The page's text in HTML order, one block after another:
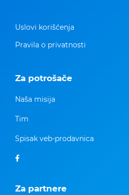
Uslovi korišćenja
Pravila o privatnosti
Za potrošače
Naša misija
Tim
Spisak veb-prodavnica
Za partnere